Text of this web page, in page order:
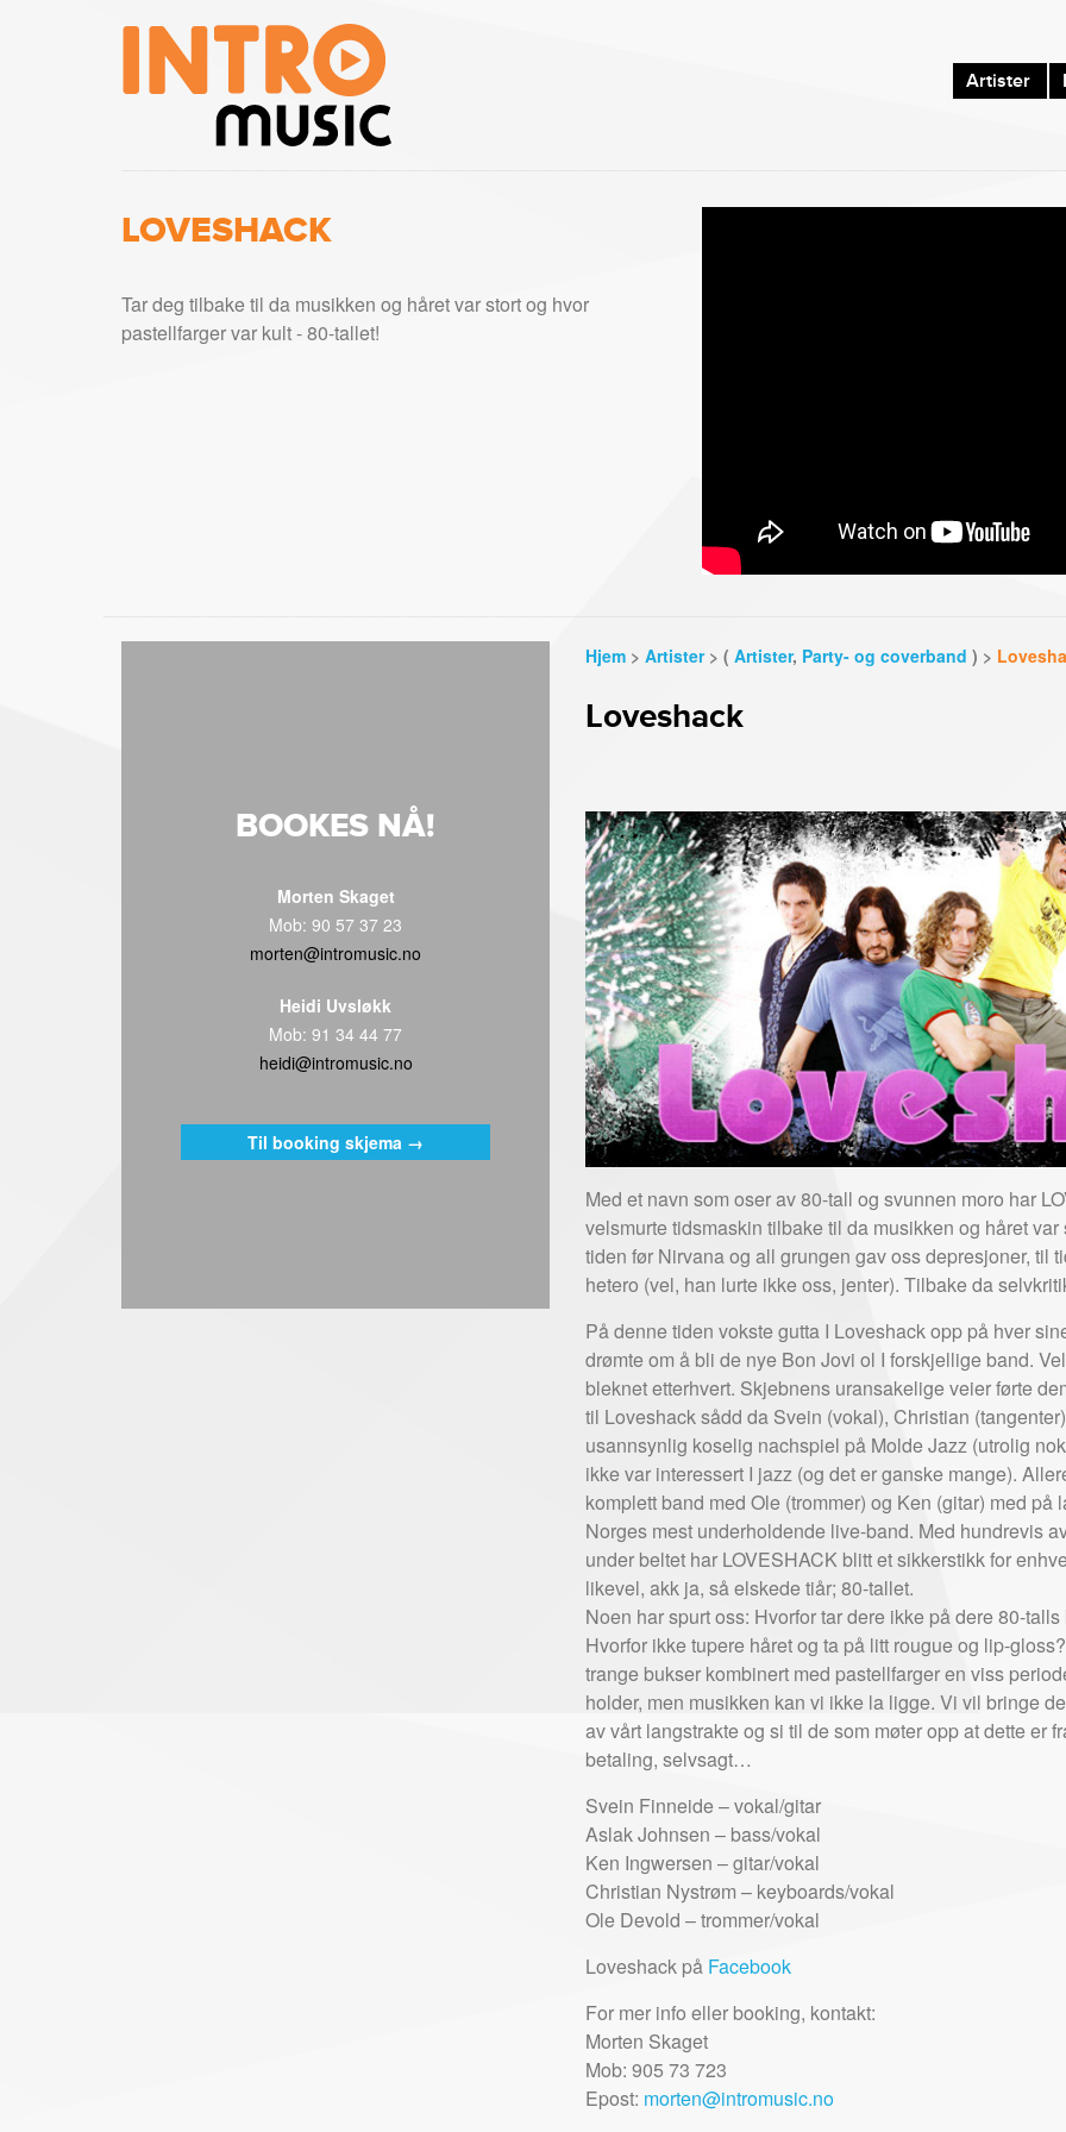
Artister
LOVESHACK
Tar deg tilbake til da musikken og håret var stort og hvor
pastellfarger var kult - 80-tallet!
Hjem > Artister> ( Artister, Party- og coverband ) >
Loveshack
Med et navn som oser av 80-tall og svunnen moro har
velsmurte tidsmaskin tilbake til da musikken og håret
tiden før Nirvana og all grungen gav oss depresjoner, til
hetero (vel, han lurte ikke oss, jenter). Tilbake da
På denne tiden vokste gutta I Loveshack opp på hver
drømte om å bli de nye Bon Jovi ol I forskjellige band.
bleknet etterhvert. Skjebnens uransakelige veier førte
til Loveshack sådd da Svein (vokal), Christian
usannsynlig koselig nachspiel på Molde Jazz (utrolig
ikke var interessert I jazz (og det er ganske mange).
komplett band med Ole (trommer) og Ken (gitar) med
Norges mest underholdende live-band. Med hundrevis
under beltet har LOVESHACK blitt et sikkerstikk for
likevel, akk ja, så elskede tiår; 80-tallet.
Noen har spurt oss: Hvorfor tar dere ikke på dere 80-
Hvorfor ikke tupere håret og ta på litt rougue og lip-
trange bukser kombinert med pastellfarger en viss
holder, men musikken kan vi ikke la ligge. Vi vil bringe
av vårt langstrakte og si til de som møter opp at dette er
betaling, selvsagt…
Svein Finneide – vokal/gitar
Aslak Johnsen – bass/vokal
Ken Ingwersen – gitar/vokal
Christian Nystrøm – keyboards/vokal
Ole Devold – trommer/vokal
Loveshack på Facebook
For mer info eller booking, kontakt:
Morten Skaget
Mob: 905 73 723
Epost: morten@intromusic.no
BOOKES NÅ!
Morten Skaget
Mob: 90 57 37 23
morten@intromusic.no
Heidi Uvsløkk
Mob: 91 34 44 77
heidi@intromusic.no
Til booking skjema →